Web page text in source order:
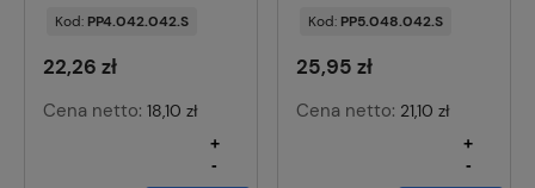
Kod: PP4.042.042.S
22,26 zł
Cena netto: 18,10 zł
-
+
Kod: PP5.048.042.S
25,95 zł
Cena netto: 21,10 zł
-
+